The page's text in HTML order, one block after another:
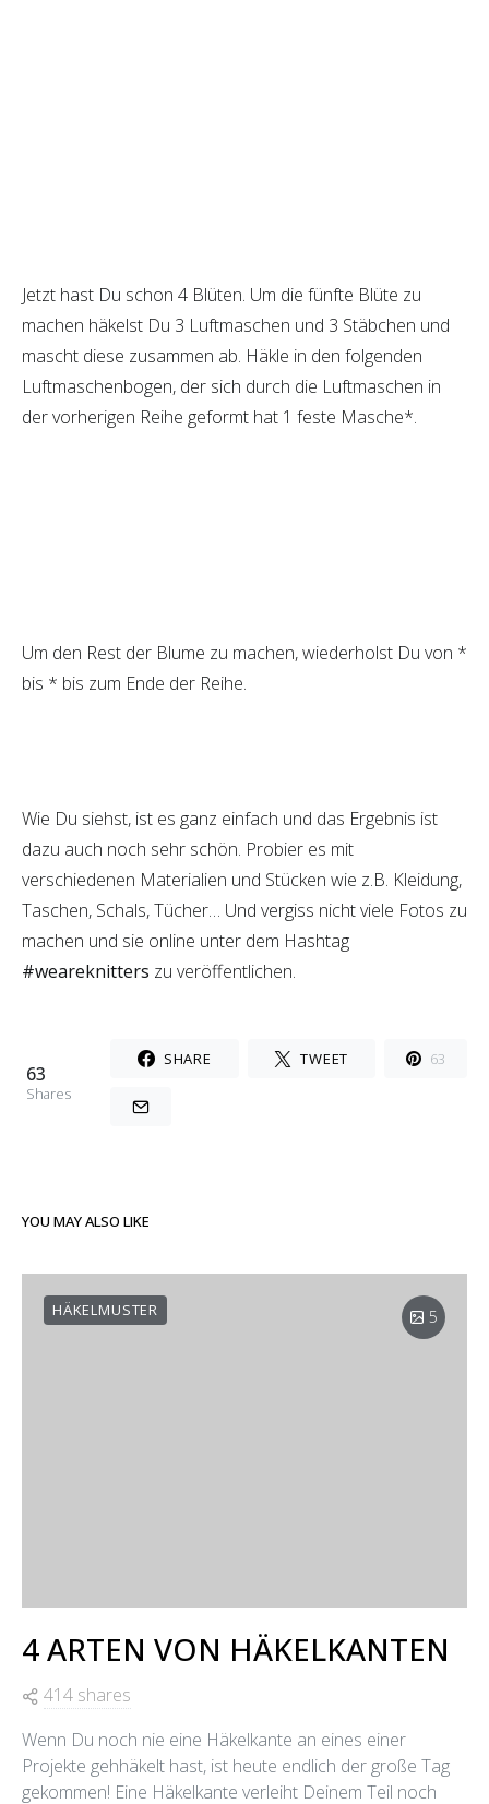
Jetzt hast Du schon 4 Blüten. Um die fünfte Blüte zu
machen häkelst Du 3 Luftmaschen und 3 Stäbchen und
mascht diese zusammen ab. Häkle in den folgenden
Luftmaschenbogen, der sich durch die Luftmaschen in
der vorherigen Reihe geformt hat 1 feste Masche*.
Um den Rest der Blume zu machen, wiederholst Du von *
bis * bis zum Ende der Reihe.
Wie Du siehst, ist es ganz einfach und das Ergebnis ist
dazu auch noch sehr schön. Probier es mit
verschiedenen Materialien und Stücken wie z.B. Kleidung,
Taschen, Schals, Tücher… Und vergiss nicht viele Fotos zu
machen und sie online unter dem Hashtag
#weareknitters zu veröffentlichen.
63
Shares
SHARE TWEET 63
YOU MAY ALSO LIKE
HÄKELMUSTER 5
4 ARTEN VON HÄKELKANTEN
414 shares
Wenn Du noch nie eine Häkelkante an eines einer
Projekte gehhäkelt hast, ist heute endlich der große Tag
gekommen! Eine Häkelkante verleiht Deinem Teil noch